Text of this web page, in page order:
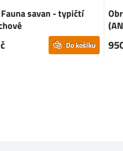
savan - typičtí
Do košíku